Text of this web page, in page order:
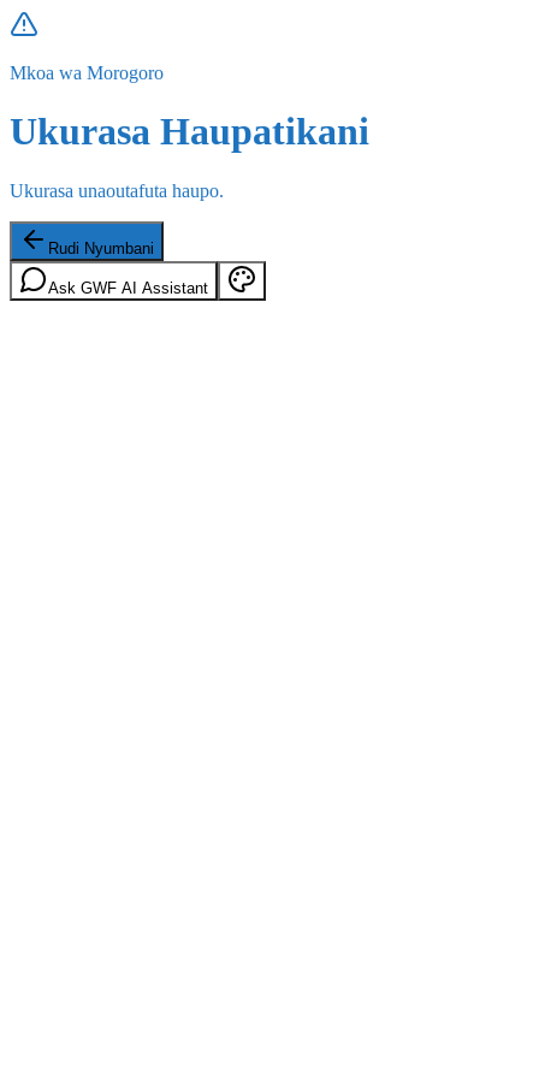
Mkoa wa Morogoro
Ukurasa Haupatikani
Ukurasa unaoutafuta haupo.
Rudi Nyumbani
Ask GWF AI Assistant